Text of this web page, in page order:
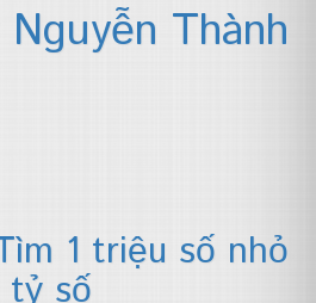
Thành
1 triệu số nhỏ
tỷ số